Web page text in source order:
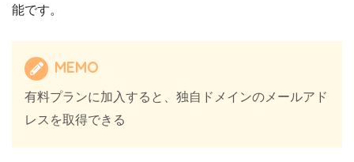
能です。
MEMO
有料プランに加入すると、独自ドメインのメールアド
レスを取得できる